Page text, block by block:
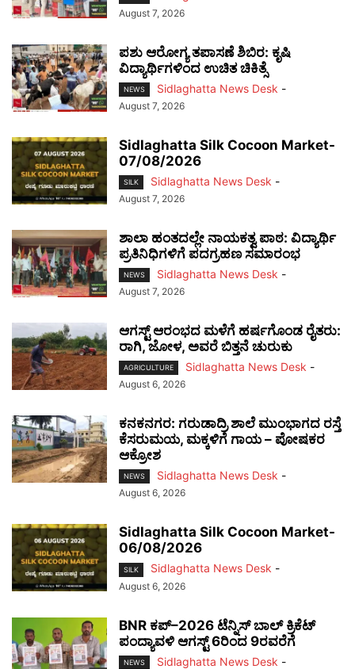
August 7, 2026
ಪಶು ಆರೋಗ್ಯ ತಪಾಸಣೆ ಶಿಬಿರ: ಕೃಷಿ
ವಿದ್ಯಾರ್ಥಿಗಳಿಂದ ಉಚಿತ ಚಿಕಿತ್ಸೆ
NEWS Sidlaghatta News Desk -
August 7, 2026
Sidlaghatta Silk Cocoon Market-
07/08/2026
SILK Sidlaghatta News Desk -
August 7, 2026
ಶಾಲಾ ಹಂತದಲ್ಲೇ ನಾಯಕತ್ವ ಪಾಠ: ವಿದ್ಯಾರ್ಥಿ
ಪ್ರತಿನಿಧಿಗಳಿಗೆ ಪದಗ್ರಹಣ ಸಮಾರಂಭ
NEWS Sidlaghatta News Desk -
August 7, 2026
ಆಗಸ್ಟ್ ಆರಂಭದ ಮಳೆಗೆ ಹರ್ಷಗೊಂಡ ರೈತರು:
ರಾಗಿ, ಜೋಳ, ಅವರೆ ಬಿತ್ತನೆ ಚುರುಕು
AGRICULTURE Sidlaghatta News Desk -
August 6, 2026
ಕನಕನಗರ: ಗರುಡಾದ್ರಿ ಶಾಲೆ ಮುಂಭಾಗದ ರಸ್ತೆ
ಕೆಸರುಮಯ, ಮಕ್ಕಳಿಗೆ ಗಾಯ – ಪೋಷಕರ
ಆಕ್ರೋಶ
NEWS Sidlaghatta News Desk -
August 6, 2026
Sidlaghatta Silk Cocoon Market-
06/08/2026
SILK Sidlaghatta News Desk -
August 6, 2026
BNR ಕಪ್–2026 ಟೆನ್ನಿಸ್ ಬಾಲ್ ಕ್ರಿಕೆಟ್
ಪಂದ್ಯಾವಳಿ ಆಗಸ್ಟ್ 6ರಿಂದ 9ರವರೆಗೆ
NEWS Sidlaghatta News Desk -